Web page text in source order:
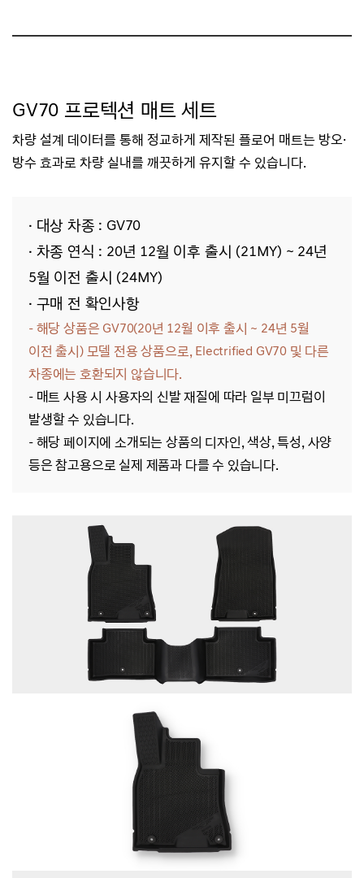
GV70 프로텍션 매트 세트
차량 설계 데이터를 통해 정교하게 제작된 플로어 매트는 방오·
방수 효과로 차량 실내를 깨끗하게 유지할 수 있습니다.
· 대상 차종 : GV70
· 차종 연식 : 20년 12월 이후 출시 (21MY) ~ 24년
5월 이전 출시 (24MY)
· 구매 전 확인사항
- 해당 상품은 GV70(20년 12월 이후 출시 ~ 24년 5월
이전 출시) 모델 전용 상품으로, Electrified GV70 및 다른
차종에는 호환되지 않습니다.
- 매트 사용 시 사용자의 신발 재질에 따라 일부 미끄럼이
발생할 수 있습니다.
- 해당 페이지에 소개되는 상품의 디자인, 색상, 특성, 사양
등은 참고용으로 실제 제품과 다를 수 있습니다.